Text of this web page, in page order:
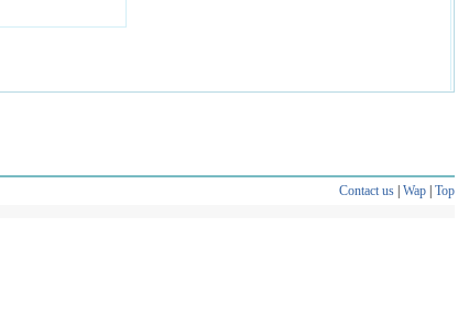
Contact us| Wap| Top